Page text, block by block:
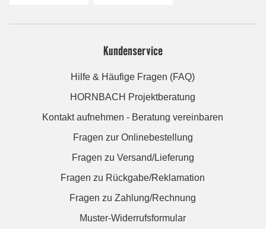
Kundenservice
Hilfe & Häufige Fragen (FAQ)
HORNBACH Projektberatung
Kontakt aufnehmen - Beratung vereinbaren
Fragen zur Onlinebestellung
Fragen zu Versand/Lieferung
Fragen zu Rückgabe/Reklamation
Fragen zu Zahlung/Rechnung
Muster-Widerrufsformular